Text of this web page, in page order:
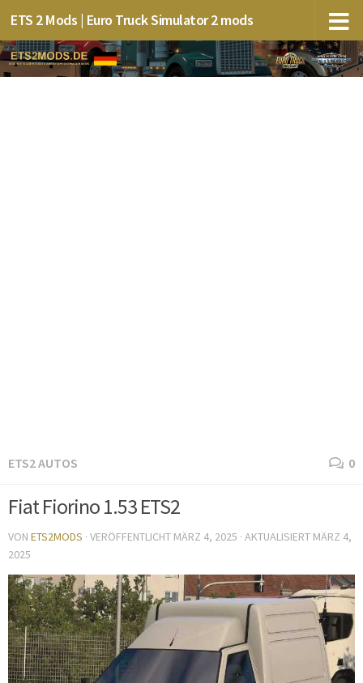
ETS 2 Mods | Euro Truck Simulator 2 mods
ETS2 AUTOS 0
Fiat Fiorino 1.53 ETS2
VON ETS2MODS · VERÖFFENTLICHT MÄRZ 4, 2025 · AKTUALISIERT MÄRZ 4,
2025